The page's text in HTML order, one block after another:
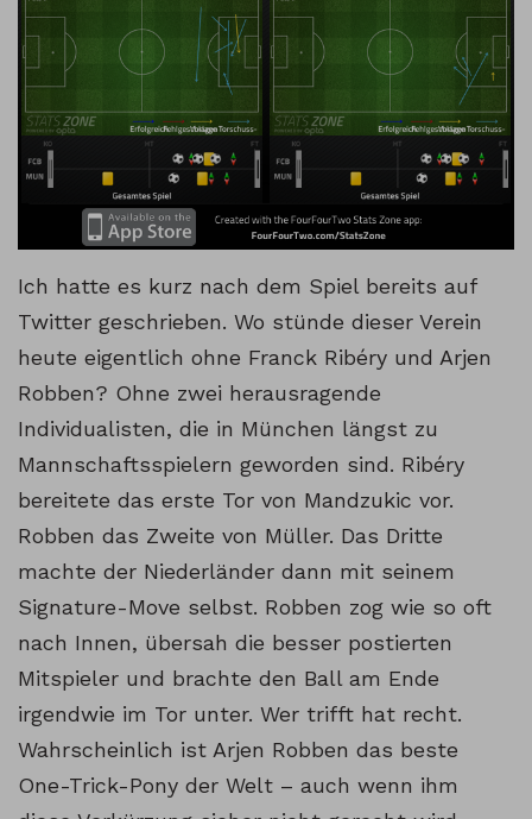
Ich hatte es kurz nach dem Spiel bereits auf
Twitter geschrieben. Wo stünde dieser Verein
heute eigentlich ohne Franck Ribéry und Arjen
Robben? Ohne zwei herausragende
Individualisten, die in München längst zu
Mannschaftsspielern geworden sind. Ribéry
bereitete das erste Tor von Mandzukic vor.
Robben das Zweite von Müller. Das Dritte
machte der Niederländer dann mit seinem
Signature-Move selbst. Robben zog wie so oft
nach Innen, übersah die besser postierten
Mitspieler und brachte den Ball am Ende
irgendwie im Tor unter. Wer trifft hat recht.
Wahrscheinlich ist Arjen Robben das beste
One-Trick-Pony der Welt – auch wenn ihm